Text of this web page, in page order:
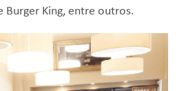
Burger King, entre outros.